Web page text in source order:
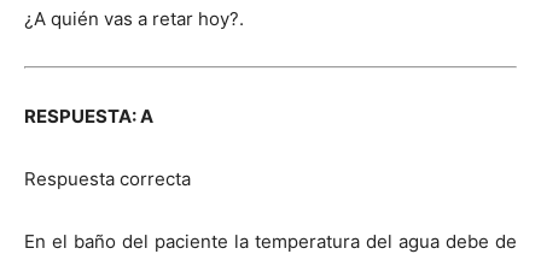
¿A quién vas a retar hoy?.
RESPUESTA: A
Respuesta correcta
En el baño del paciente la temperatura del agua debe de